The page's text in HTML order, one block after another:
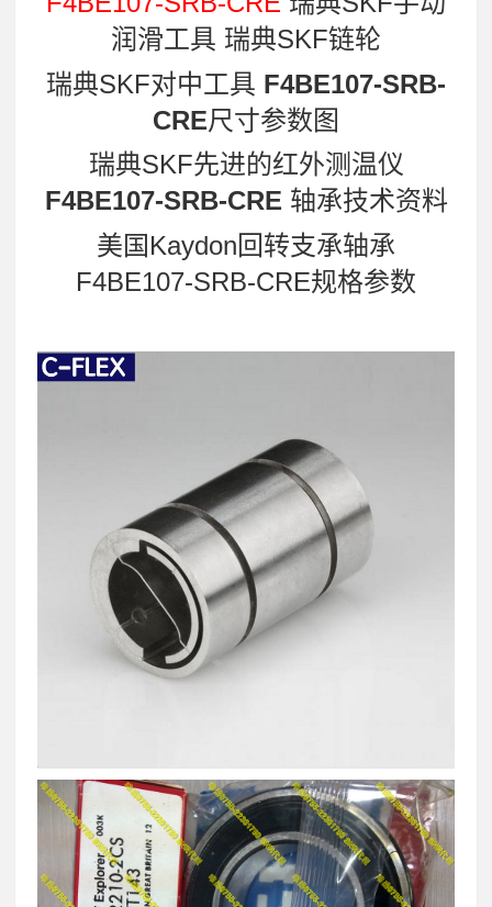
润滑工具 瑞典SKF链轮
瑞典SKF对中工具 F4BE107-SRB-
CRE尺寸参数图
瑞典SKF先进的红外测温仪
F4BE107-SRB-CRE 轴承技术资料
美国Kaydon回转支承轴承
F4BE107-SRB-CRE规格参数